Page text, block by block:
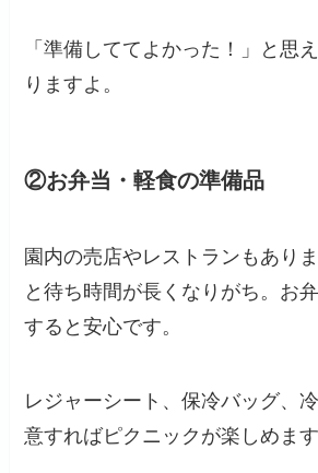
「準備しててよかった！」と思
りますよ。
②お弁当・軽食の準備品
園内の売店やレストランもあり
と待ち時間が長くなりがち。お
すると安心です。
レジャーシート、保冷バッグ、
意すればピクニックが楽しめます